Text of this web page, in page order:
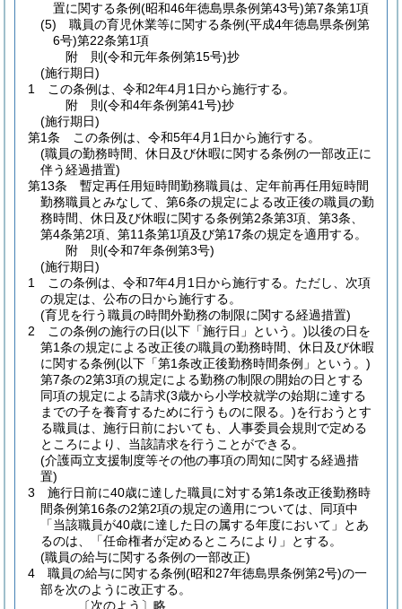
置に関する条例(昭和46年徳島県条例第43号)第7条第1項
(5)
職員の育児休業等に関する条例(平成4年徳島県条例第
6号)第22条第1項
附 則(令和元年条例第15号)抄
(施行期日)
1
この条例は、令和2年4月1日から施行する。
附 則(令和4年条例第41号)抄
(施行期日)
第1条
この条例は、令和5年4月1日から施行する。
(職員の勤務時間、休日及び休暇に関する条例の一部改正に
伴う経過措置)
第13条
暫定再任用短時間勤務職員は、定年前再任用短時間
勤務職員とみなして、第6条の規定による改正後の職員の勤
務時間、休日及び休暇に関する条例第2条第3項、第3条、
第4条第2項、第11条第1項及び第17条の規定を適用する。
附 則(令和7年条例第3号)
(施行期日)
1
この条例は、令和7年4月1日から施行する。 ただし、次項
の規定は、公布の日から施行する。
(育児を行う職員の時間外勤務の制限に関する経過措置)
2
この条例の施行の日(以下「施行日」という。)以後の日を
第1条の規定による改正後の職員の勤務時間、休日及び休暇
に関する条例(以下「第1条改正後勤務時間条例」という。)
第7条の2第3項の規定による勤務の制限の開始の日とする
同項の規定による請求(3歳から小学校就学の始期に達する
までの子を養育するために行うものに限る。)を行おうとす
る職員は、施行日前においても、人事委員会規則で定める
ところにより、当該請求を行うことができる。
(介護両立支援制度等その他の事項の周知に関する経過措
置)
3
施行日前に40歳に達した職員に対する第1条改正後勤務時
間条例第16条の2第2項の規定の適用については、同項中
「当該職員が40歳に達した日の属する年度において」とあ
るのは、「任命権者が定めるところにより」とする。
(職員の給与に関する条例の一部改正)
4
職員の給与に関する条例(昭和27年徳島県条例第2号)の一
部を次のように改正する。
〔次のよう〕略